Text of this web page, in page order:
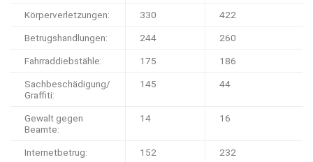
Körperverletzungen: 330 422
Betrugshandlungen: 244 260
Fahrraddiebstähle: 175 186
Sachbeschädigung/
Graffiti:
145 44
Gewalt gegen
Beamte:
14 16
Internetbetrug: 152 232